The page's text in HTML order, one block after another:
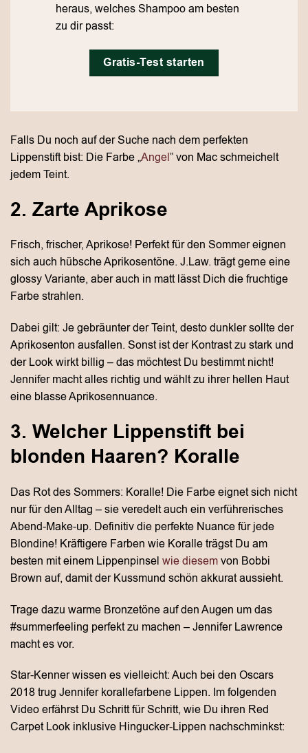
heraus, welches Shampoo am besten
zu dir passt:
Gratis-Test starten
Falls Du noch auf der Suche nach dem perfekten
Lippenstift bist: Die Farbe „Angel” von Mac schmeichelt
jedem Teint.
2. Zarte Aprikose
Frisch, frischer, Aprikose! Perfekt für den Sommer eignen
sich auch hübsche Aprikosentöne. J.Law. trägt gerne eine
glossy Variante, aber auch in matt lässt Dich die fruchtige
Farbe strahlen.
Dabei gilt: Je gebräunter der Teint, desto dunkler sollte der
Aprikosenton ausfallen. Sonst ist der Kontrast zu stark und
der Look wirkt billig – das möchtest Du bestimmt nicht!
Jennifer macht alles richtig und wählt zu ihrer hellen Haut
eine blasse Aprikosennuance.
3. Welcher Lippenstift bei
blonden Haaren? Koralle
Das Rot des Sommers: Koralle! Die Farbe eignet sich nicht
nur für den Alltag – sie veredelt auch ein verführerisches
Abend-Make-up. Definitiv die perfekte Nuance für jede
Blondine! Kräftigere Farben wie Koralle trägst Du am
besten mit einem Lippenpinsel wie diesemvon Bobbi
Brown auf, damit der Kussmund schön akkurat aussieht.
Trage dazu warme Bronzetöne auf den Augen um das
#summerfeeling perfekt zu machen – Jennifer Lawrence
macht es vor.
Star-Kenner wissen es vielleicht: Auch bei den Oscars
2018 trug Jennifer korallefarbene Lippen. Im folgenden
Video erfährst Du Schritt für Schritt, wie Du ihren Red
Carpet Look inklusive Hingucker-Lippen nachschminkst: